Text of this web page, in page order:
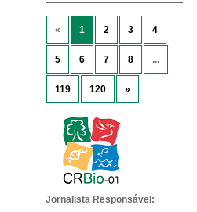
« 1 2 3 4
5 6 7 8 ...
119 120 »
Jornalista Responsável: